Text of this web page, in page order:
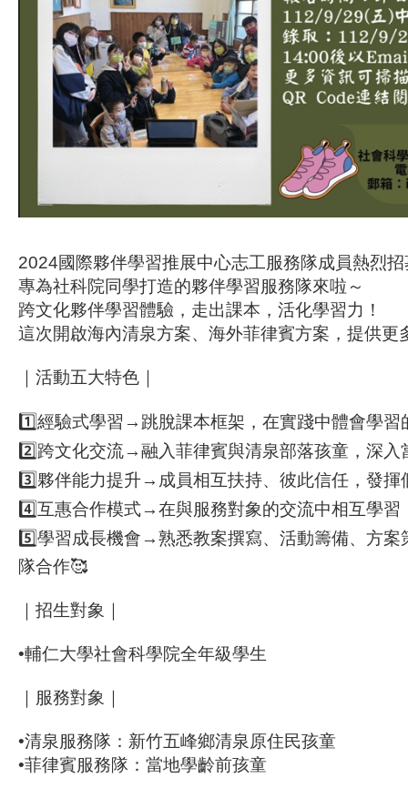
2024國際夥伴學習推展中心志工服務隊成員熱烈
專為社科院同學打造的夥伴學習服務隊來啦～
跨文化夥伴學習體驗，走出課本，活化學習力！
這次開啟海內清泉方案、海外菲律賓方案，提供更
｜活動五大特色｜
1️⃣經驗式學習→跳脫課本框架，在實踐中體會學習
2️⃣跨文化交流→融入菲律賓與清泉部落孩童，深入
3️⃣夥伴能力提升→成員相互扶持、彼此信任，發
4️⃣互惠合作模式→在與服務對象的交流中相互學習
5️⃣學習成長機會→熟悉教案撰寫、活動籌備、方案
隊合作🥰
｜招生對象｜
•輔仁大學社會科學院全年級學生
｜服務對象｜
•清泉服務隊：新竹五峰鄉清泉原住民孩童
•菲律賓服務隊：當地學齡前孩童